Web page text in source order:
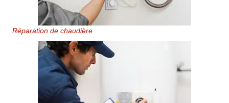
Réparation de chaudière